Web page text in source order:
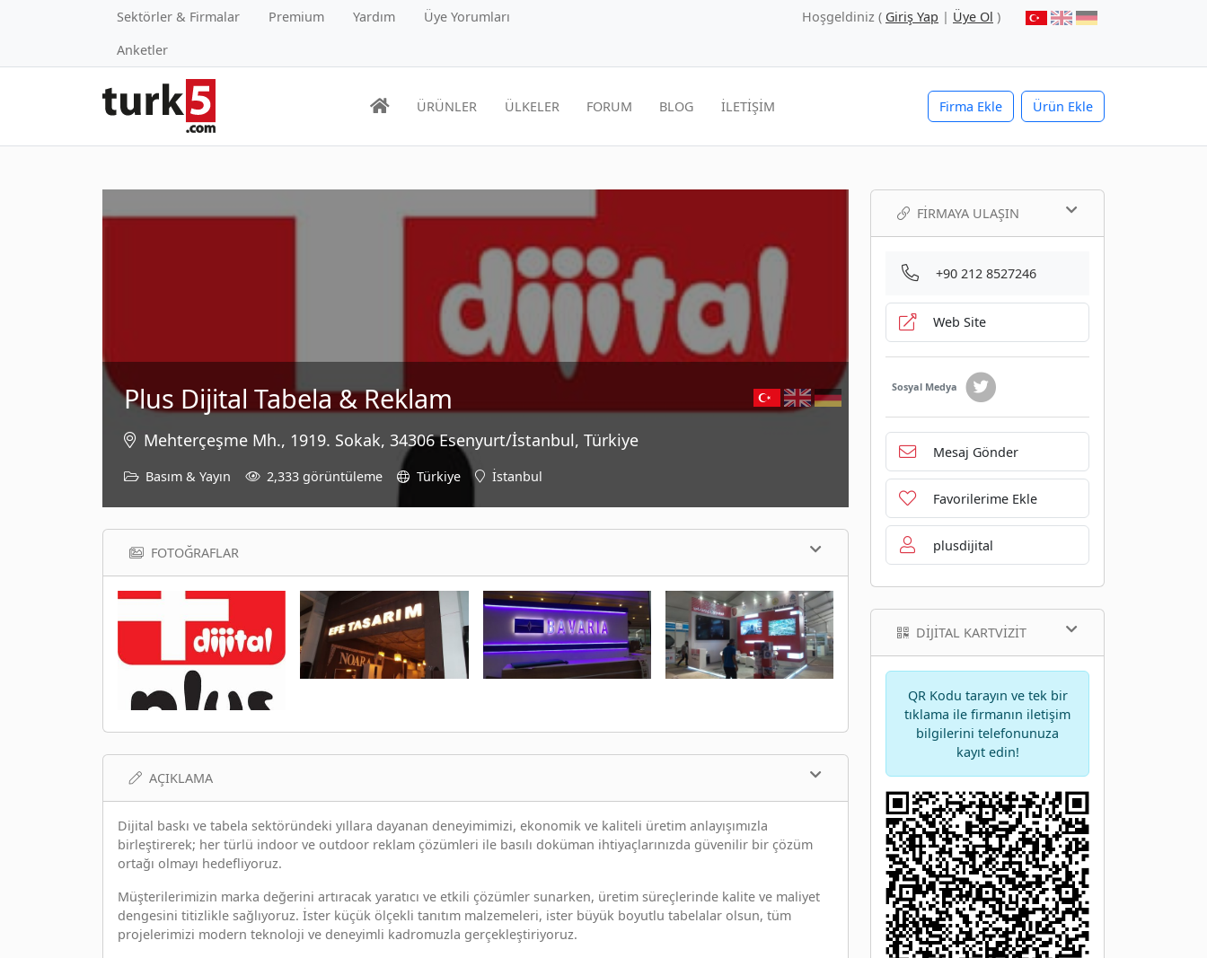
Sektörler & Firmalar Premium Yardım
Üye Yorumları
Anketler
Hoşgeldiniz ( Giriş Yap | Üye Ol )
Firma Ekle Ürün Ekle
ÜRÜNLER ÜLKELER FORUM BLOG İLETİŞİM
Plus Dijital Tabela & Reklam
Mehterçeşme Mh., 1919. Sokak, 34306 Esenyurt/İstanbul, Türkiye
Basım & Yayın 2,333 görüntüleme Türkiye İstanbul
FOTOĞRAFLAR
AÇIKLAMA
Dijital baskı ve tabela sektöründeki yıllara dayanan deneyimimizi, ekonomik ve kaliteli üretim anlayışımızla
birleştirerek; her türlü indoor ve outdoor reklam çözümleri ile basılı doküman ihtiyaçlarınızda güvenilir bir çözüm
ortağı olmayı hedefliyoruz.
Müşterilerimizin marka değerini artıracak yaratıcı ve etkili çözümler sunarken, üretim süreçlerinde kalite ve maliyet
dengesini titizlikle sağlıyoruz. İster küçük ölçekli tanıtım malzemeleri, ister büyük boyutlu tabelalar olsun, tüm
projelerimizi modern teknoloji ve deneyimli kadromuzla gerçekleştiriyoruz.
FIRMAYA ULAŞIN
+90 212 8527246
Web Site
Sosyal Medya
Mesaj Gönder
Favorilerime Ekle
plusdijital
DIJITAL KARTVIZIT
QR Kodu tarayın ve tek bir
tıklama ile firmanın iletişim
bilgilerini telefonunuza
kayıt edin!